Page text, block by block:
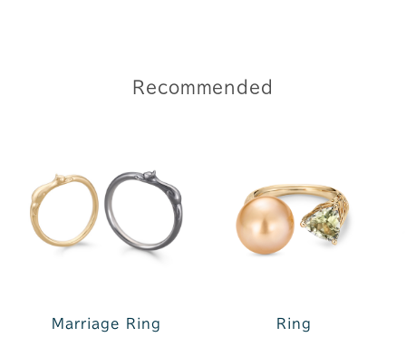
Recommended
Marriage Ring
Ring